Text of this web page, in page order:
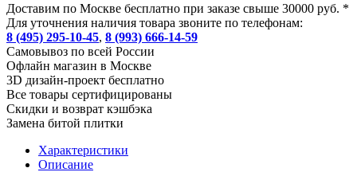
Доставим по Москве бесплатно при заказе свыше 30000 руб. *
Для уточнения наличия товара звоните по телефонам:
8 (495) 295-10-45, 8 (993) 666-14-59
Cамовывоз по всей России
Офлайн магазин в Москве
3D дизайн-проект бесплатно
Все товары сертифицированы
Скидки и возврат кэшбэка
Замена битой плитки
Характеристики
Описание